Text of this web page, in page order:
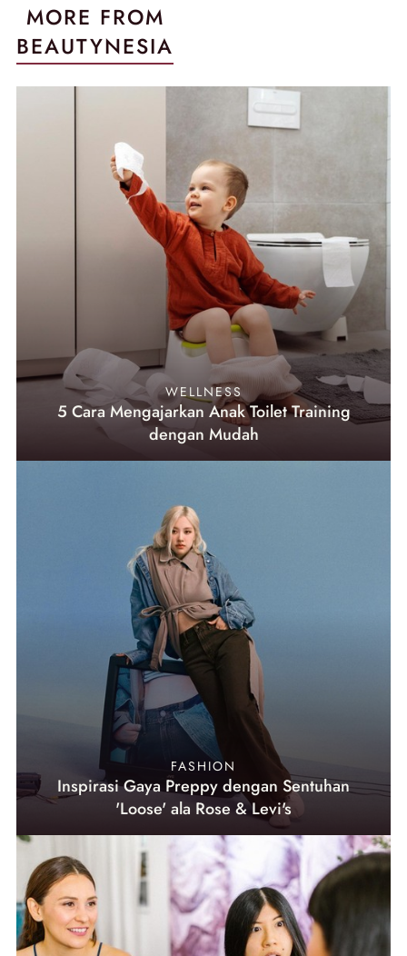
MORE FROM
BEAUTYNESIA
WELLNESS
5 Cara Mengajarkan Anak Toilet Training
dengan Mudah
FASHION
Inspirasi Gaya Preppy dengan Sentuhan
'Loose' ala Rose & Levi's